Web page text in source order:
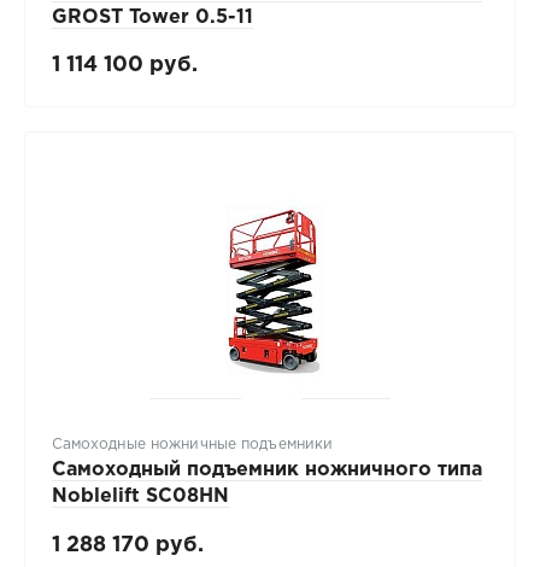
GROST Tower 0.5-11
1 114 100 руб.
Самоходные ножничные подъемники
Самоходный подъемник ножничного типа
Noblelift SC08HN
1 288 170 руб.